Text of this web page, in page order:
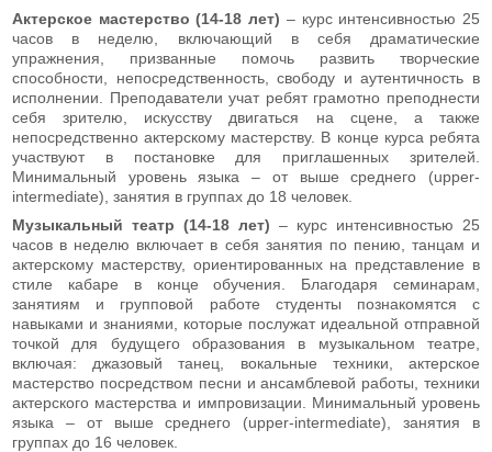
Актерское мастерство (14-18 лет) – курс интенсивностью 25
часов в неделю, включающий в себя драматические
упражнения, призванные помочь развить творческие
способности, непосредственность, свободу и аутентичность в
исполнении. Преподаватели учат ребят грамотно преподнести
себя зрителю, искусству двигаться на сцене, а также
непосредственно актерскому мастерству. В конце курса ребята
участвуют в постановке для приглашенных зрителей.
Минимальный уровень языка – от выше среднего (upper-
intermediate), занятия в группах до 18 человек.
Музыкальный театр (14-18 лет) – курс интенсивностью 25
часов в неделю включает в себя занятия по пению, танцам и
актерскому мастерству, ориентированных на представление в
стиле кабаре в конце обучения. Благодаря семинарам,
занятиям и групповой работе студенты познакомятся с
навыками и знаниями, которые послужат идеальной отправной
точкой для будущего образования в музыкальном театре,
включая: джазовый танец, вокальные техники, актерское
мастерство посредством песни и ансамблевой работы, техники
актерского мастерства и импровизации. Минимальный уровень
языка – от выше среднего (upper-intermediate), занятия в
группах до 16 человек.